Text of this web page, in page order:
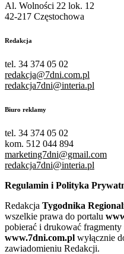
Al. Wolności 22 lok. 12
42-217 Częstochowa
Redakcja
tel. 34 374 05 02
redakcja@7dni.com.pl
redakcja7dni@interia.pl
Biuro reklamy
tel. 34 374 05 02
kom. 512 044 894
marketing7dni@gmail.com
redakcja7dni@interia.pl
Regulamin i Polityka
Redakcja Tygodnika
wszelkie prawa do portalu
pobierać i drukować
www.7dni.com.pl wyłącznie
zawiadomieniu Redakcji.